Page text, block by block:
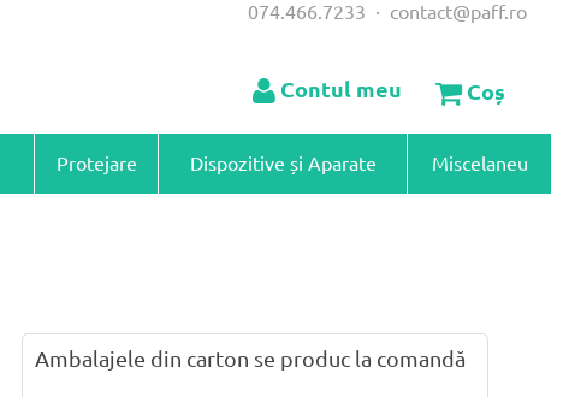
Contul meu Coș
074.466.7233 · contact@paff.ro
Protejare Dispozitive și Aparate Miscelaneu
Ambalajele din carton se produc la comandă